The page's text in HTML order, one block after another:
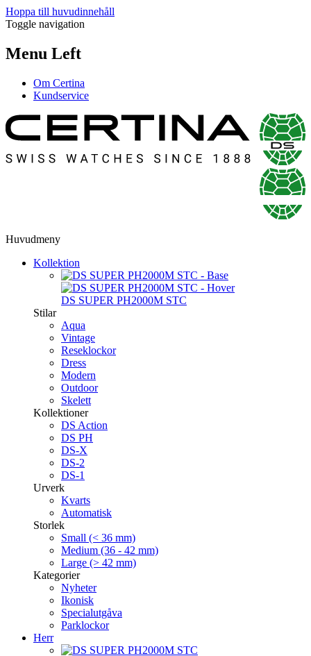
Hoppa till huvudinnehåll
Toggle navigation
Menu Left
Om Certina
Kundservice
Huvudmeny
Kollektion
DS SUPER PH2000M STC
Stilar
Aqua
Vintage
Reseklockor
Dress
Modern
Outdoor
Skelett
Kollektioner
DS Action
DS PH
DS-X
DS-2
DS-1
Urverk
Kvarts
Automatisk
Storlek
Small (< 36 mm)
Medium (36 - 42 mm)
Large (> 42 mm)
Kategorier
Nyheter
Ikonisk
Specialutgåva
Parklockor
Herr